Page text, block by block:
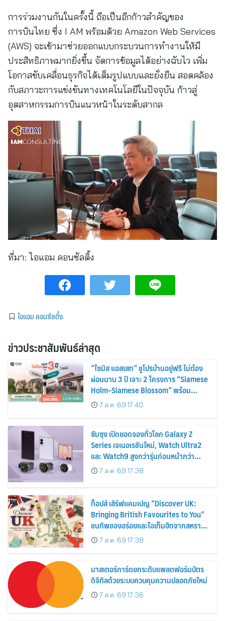
การร่วมงานกันในครั้งนี้ ถือเป็นอีกก้าวสำคัญของ
การบินไทย ซึ่ง I AM พร้อมด้วย Amazon Web Services
(AWS) จะเข้ามาช่วยออกแบบกระบวนการทำงานให้มี
ประสิทธิภาพมากยิ่งขึ้น จัดการข้อมูลได้อย่างฉับไว เพิ่ม
โอกาสขับเคลื่อนธุรกิจได้เต็มรูปแบบและยั่งยืน สอดคล้อง
กับสภาวะการแข่งขันทางเทคโนโลยีในปัจจุบัน ก้าวสู่
อุตสาหกรรมการบินแนวหน้าในระดับสากล
ที่มา: ไอแอม คอนซัลติ้ง
ไอแอม คอนซัลติ้ง
ข่าวประชาสัมพันธ์ล่าสุด
“ไซมิส แอสเสท” ชูโปรบ้านอยู่ฟรี ไม่ต้อง
ผ่อนนาน 3 ปี เจาะ 2 โครงการ “Siamese
Holm–Siamese Blossom” พร้อม
ส่วนลดและสิทธิพิเศษถึง 31 สิงหาคม
2569
7 ส.ค. 69 17:40
ซัมซุง เปิดยอดจองทั่วโลก Galaxy Z
Series เจเนอเรชันใหม่, Watch Ultra2
และ Watch9 สูงกว่ารุ่นก่อนหน้ากว่า
30%7 ส.ค. 69 17:38
ท็อปส์ เสิร์ฟแคมเปญ “Discover UK:
Bringing British Favourites to You”
ขนทัพของอร่อยและไอเท็มฮิตจากสหราช
อาณาจักร ส่งตรงถึงมือตั้งแต่วันนี้ – 18
สิงหาคมนี้
7 ส.ค. 69 17:38
มาสเตอร์การ์ดยกระดับแพลตฟอร์มบัตร
ดิจิทัลด้วยระบบควบคุมความปลอดภัยใหม่
7 ส.ค. 69 17:36